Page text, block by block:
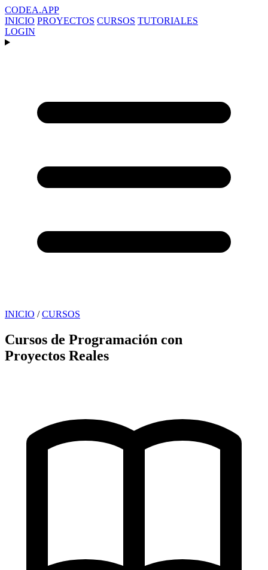
CODEA.APP
INICIO PROYECTOS CURSOS TUTORIALES
LOGIN
INICIO / CURSOS
Cursos de Programación con
Proyectos Reales